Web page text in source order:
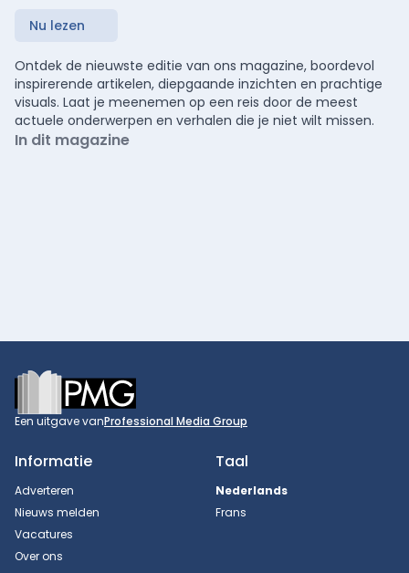
Nu lezen
Ontdek de nieuwste editie van ons magazine, boordevol
inspirerende artikelen, diepgaande inzichten en prachtige
visuals. Laat je meenemen op een reis door de meest
actuele onderwerpen en verhalen die je niet wilt missen.
In dit magazine
Footer
Een uitgave vanProfessional Media Group
Informatie
Adverteren
Nieuws melden
Vacatures
Over ons
Taal
Nederlands
Frans